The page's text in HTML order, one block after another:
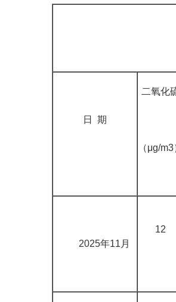
日 期
二氧化
（μg/m3
2025年11月
12